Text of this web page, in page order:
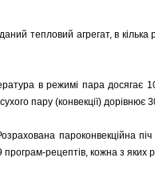
тепловий агрегат, в
в режимі пара досягає
пару (конвекції) дорівнює
пароконвекційна
рецептів, кожна з яких